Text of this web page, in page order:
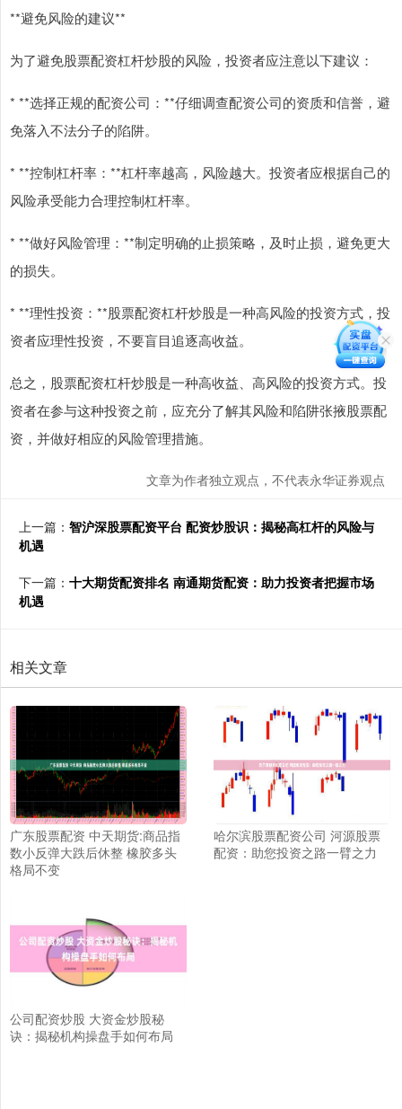
**避免风险的建议**
为了避免股票配资杠杆炒股的风险，投资者应注意以下建议：
* **选择正规的配资公司：**仔细调查配资公司的资质和信誉，避
免落入不法分子的陷阱。
* **控制杠杆率：**杠杆率越高，风险越大。投资者应根据自己的
风险承受能力合理控制杠杆率。
* **做好风险管理：**制定明确的止损策略，及时止损，避免更大
的损失。
* **理性投资：**股票配资杠杆炒股是一种高风险的投资方式，投
资者应理性投资，不要盲目追逐高收益。
总之，股票配资杠杆炒股是一种高收益、高风险的投资方式。投
资者在参与这种投资之前，应充分了解其风险和陷阱张掖股票配
资，并做好相应的风险管理措施。
文章为作者独立观点，不代表永华证券观点
上一篇： 智沪深股票配资平台 配资炒股识：揭秘高杠杆的风险与
机遇
下一篇： 十大期货配资排名 南通期货配资：助力投资者把握市场
机遇
相关文章
广东股票配资 中天期货:商品指
数小反弹大跌后休整 橡胶多头
格局不变
哈尔滨股票配资公司 河源股票
配资：助您投资之路一臂之力
公司配资炒股 大资金炒股秘
诀：揭秘机构操盘手如何布局